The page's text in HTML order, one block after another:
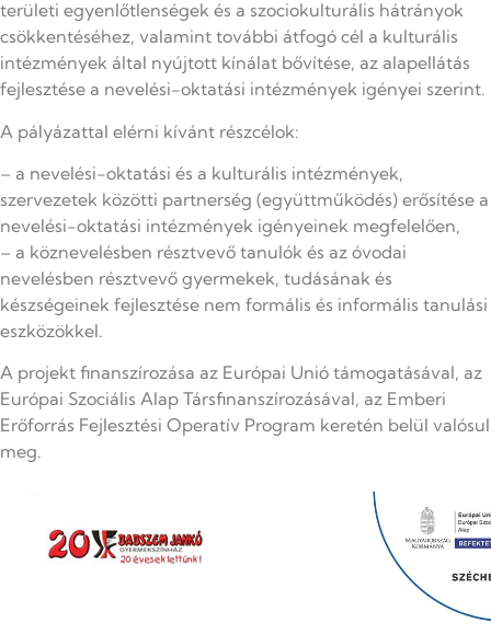
területi egyenlőtlenségek és a szociokulturális hátrányok
csökkentéséhez, valamint további átfogó cél a kulturális
intézmények által nyújtott kínálat bővítése, az alapellátás
fejlesztése a nevelési-oktatási intézmények igényei szerint.
A pályázattal elérni kívánt részcélok:
– a nevelési-oktatási és a kulturális intézmények,
szervezetek közötti partnerség (együttműködés) erősítése a
nevelési-oktatási intézmények igényeinek megfelelően,
– a köznevelésben résztvevő tanulók és az óvodai
nevelésben résztvevő gyermekek, tudásának és
készségeinek fejlesztése nem formális és informális tanulási
eszközökkel.
A projekt finanszírozása az Európai Unió támogatásával, az
Európai Szociális Alap Társfinanszírozásával, az Emberi
Erőforrás Fejlesztési Operatív Program keretén belül valósul
meg.